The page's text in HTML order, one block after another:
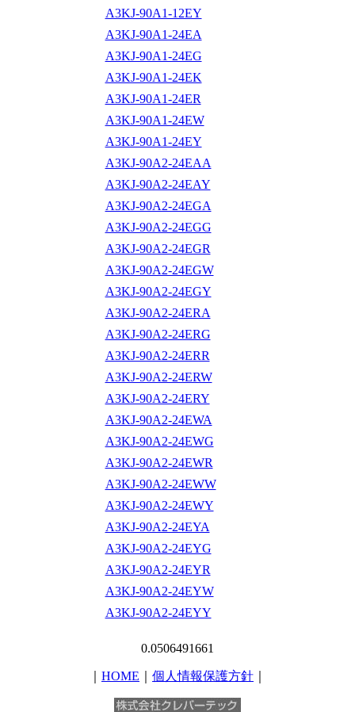
A3KJ-90A1-12EY
A3KJ-90A1-24EA
A3KJ-90A1-24EG
A3KJ-90A1-24EK
A3KJ-90A1-24ER
A3KJ-90A1-24EW
A3KJ-90A1-24EY
A3KJ-90A2-24EAA
A3KJ-90A2-24EAY
A3KJ-90A2-24EGA
A3KJ-90A2-24EGG
A3KJ-90A2-24EGR
A3KJ-90A2-24EGW
A3KJ-90A2-24EGY
A3KJ-90A2-24ERA
A3KJ-90A2-24ERG
A3KJ-90A2-24ERR
A3KJ-90A2-24ERW
A3KJ-90A2-24ERY
A3KJ-90A2-24EWA
A3KJ-90A2-24EWG
A3KJ-90A2-24EWR
A3KJ-90A2-24EWW
A3KJ-90A2-24EWY
A3KJ-90A2-24EYA
A3KJ-90A2-24EYG
A3KJ-90A2-24EYR
A3KJ-90A2-24EYW
A3KJ-90A2-24EYY
0.0506491661
HOME 個人情報保護方針